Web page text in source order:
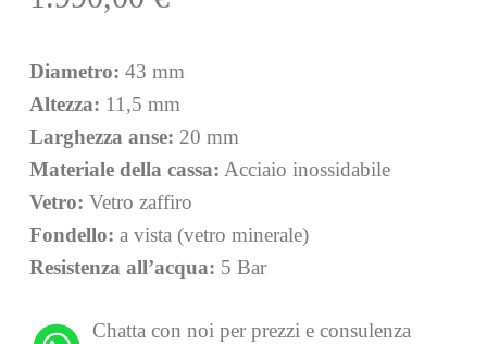
Diametro: 43 mm
Altezza: 11,5 mm
Larghezza anse: 20 mm
Materiale della cassa: Acciaio inossidabile
Vetro: Vetro zaffiro
Fondello: a vista (vetro minerale)
Resistenza all’acqua: 5 Bar
Chatta con noi per prezzi e consulenza